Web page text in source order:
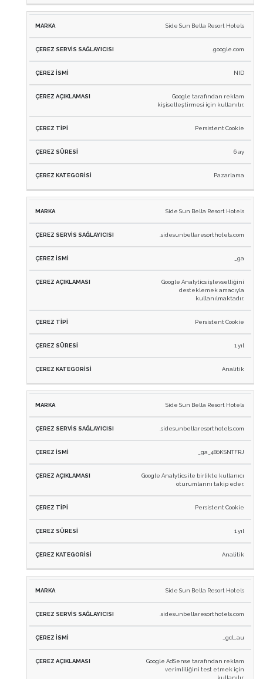
Side Sun Bella Resort Hotels
.google.com
NID
Google tarafından reklam
kişiselleştirmesi için kullanılır.
Persistent Cookie
6 ay
Pazarlama
Side Sun Bella Resort Hotels
.sidesunbellaresorthotels.com
_ga
Google Analytics işlevselliğini
desteklemek amacıyla
kullanılmaktadır.
Persistent Cookie
1 yıl
Analitik
Side Sun Bella Resort Hotels
.sidesunbellaresorthotels.com
_ga_480KSNTFRJ
Google Analytics ile birlikte kullanıcı
oturumlarını takip eder.
Persistent Cookie
1 yıl
Analitik
Side Sun Bella Resort Hotels
.sidesunbellaresorthotels.com
_gcl_au
Google AdSense tarafından reklam
verimliliğini test etmek için
kullanılır.